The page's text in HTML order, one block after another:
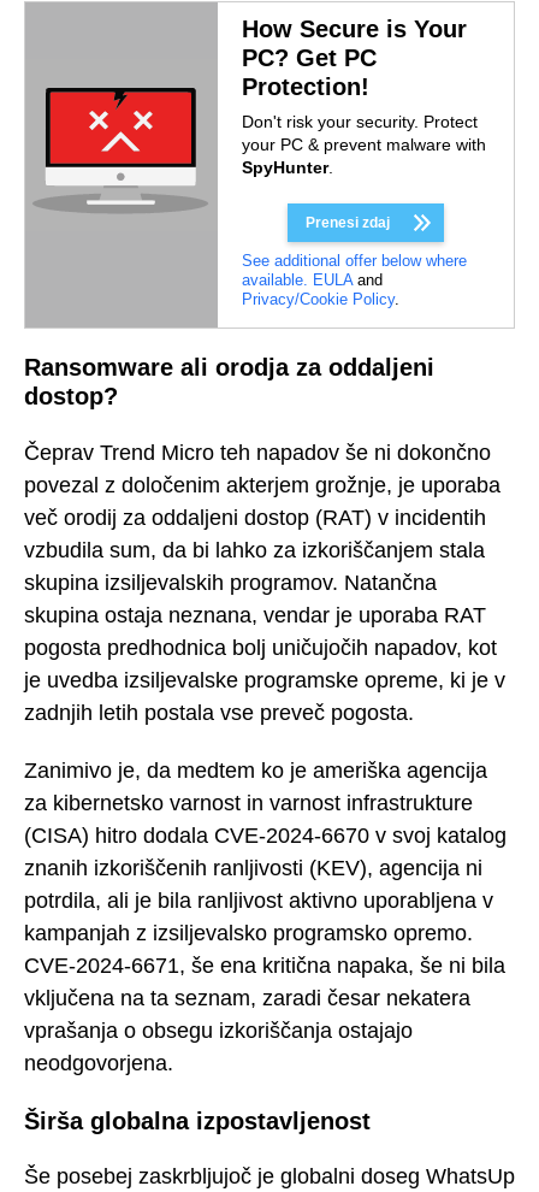
How Secure is Your
PC? Get PC
Protection!
Don't risk your security. Protect
your PC & prevent malware with
SpyHunter.
Prenesi zdaj
See additional offer below where
available.
EULAand
Privacy/Cookie Policy.
Ransomware ali orodja za oddaljeni
dostop?
Čeprav Trend Micro teh napadov še ni dokončno
povezal z določenim akterjem grožnje, je uporaba
več orodij za oddaljeni dostop (RAT) v incidentih
vzbudila sum, da bi lahko za izkoriščanjem stala
skupina izsiljevalskih programov. Natančna
skupina ostaja neznana, vendar je uporaba RAT
pogosta predhodnica bolj uničujočih napadov, kot
je uvedba izsiljevalske programske opreme, ki je v
zadnjih letih postala vse preveč pogosta.
Zanimivo je, da medtem ko je ameriška agencija
za kibernetsko varnost in varnost infrastrukture
(CISA) hitro dodala CVE-2024-6670 v svoj katalog
znanih izkoriščenih ranljivosti (KEV), agencija ni
potrdila, ali je bila ranljivost aktivno uporabljena v
kampanjah z izsiljevalsko programsko opremo.
CVE-2024-6671, še ena kritična napaka, še ni bila
vključena na ta seznam, zaradi česar nekatera
vprašanja o obsegu izkoriščanja ostajajo
neodgovorjena.
Širša globalna izpostavljenost
Še posebej zaskrbljujoč je globalni doseg WhatsUp